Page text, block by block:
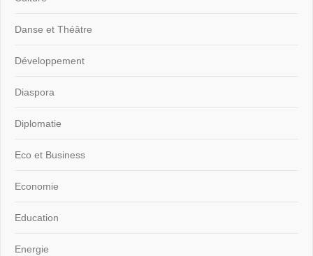
Danse et Théâtre
Développement
Diaspora
Diplomatie
Eco et Business
Economie
Education
Energie